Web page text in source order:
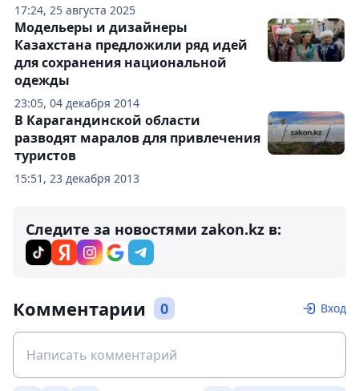
17:24, 25 августа 2025
23:05, 04 декабря 2014
Модельеры и дизайнеры
Казахстана предложили ряд идей
для сохранения национальной
одежды
15:51, 23 декабря 2013
В Карагандинской области
разводят маралов для привлечения
туристов
Следите за новостями zakon.kz в:
Комментарии 0 Вход